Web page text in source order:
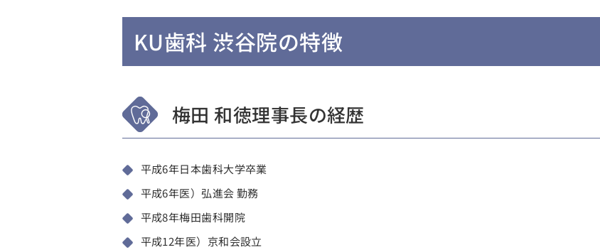
KU歯科 渋谷院の特徴
梅田 和徳理事長の経歴
平成6年日本歯科大学卒業
平成6年医）弘進会 勤務
平成8年梅田歯科開院
平成12年医）京和会設立